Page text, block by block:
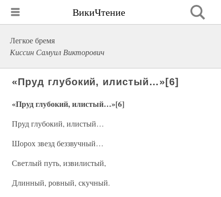
ВикиЧтение
Легкое бремя
Киссин Самуил Викторович
«Пруд глубокий, илистый…»[6]
«Пруд глубокий, илистый…»[6]
Пруд глубокий, илистый…
Шорох звезд беззвучный…
Светлый путь, извилистый,
Длинный, ровный, скучный.